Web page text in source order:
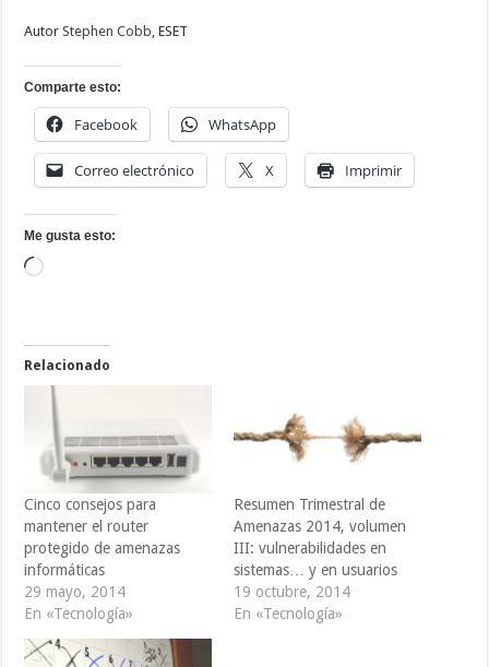
AutorStephen Cobb, ESET
Comparte esto:
Facebook WhatsApp
Correo electrónico X Imprimir
Me gusta esto:
Cargando...
Relacionado
Cinco consejos para
mantener el router
protegido de amenazas
informáticas
29 mayo, 2014
En «Tecnología»
Resumen Trimestral de
Amenazas 2014, volumen
III: vulnerabilidades en
sistemas… y en usuarios
19 octubre, 2014
En «Tecnología»